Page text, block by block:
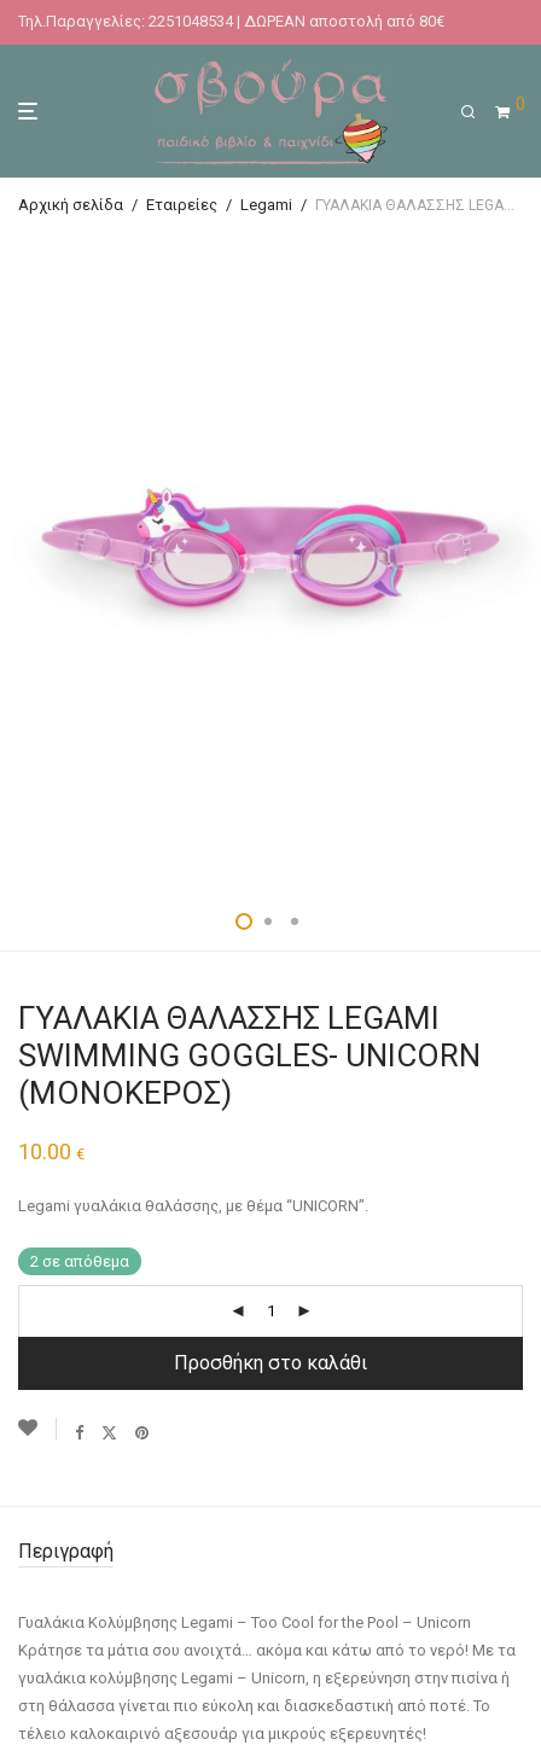
Τηλ.Παραγγελίες: 2251048534 | ΔΩΡΕΑΝ αποστολή από 80€
0
Αρχική σελίδα / Εταιρείες / Legami / ΓΥΑΛΑΚΙΑ ΘΑΛΑΣΣΗΣ LEGAMI SWIMMING GOGGLES- UNICORN (ΜΟΝΟΚΕΡΟΣ)
ΓΥΑΛΑΚΙΑ ΘΑΛΑΣΣΗΣ LEGAMI
SWIMMING GOGGLES- UNICORN
(ΜΟΝΟΚΕΡΟΣ)
10.00 €
Legami γυαλάκια θαλάσσης, με θέμα “UNICORN”.
2 σε απόθεμα
Προσθήκη στο καλάθι
Περιγραφή
Γυαλάκια Κολύμβησης Legami – Too Cool for the Pool – Unicorn
Κράτησε τα μάτια σου ανοιχτά… ακόμα και κάτω από το νερό! Με τα
γυαλάκια κολύμβησης Legami – Unicorn, η εξερεύνηση στην πισίνα ή
στη θάλασσα γίνεται πιο εύκολη και διασκεδαστική από ποτέ. Το
τέλειο καλοκαιρινό αξεσουάρ για μικρούς εξερευνητές!